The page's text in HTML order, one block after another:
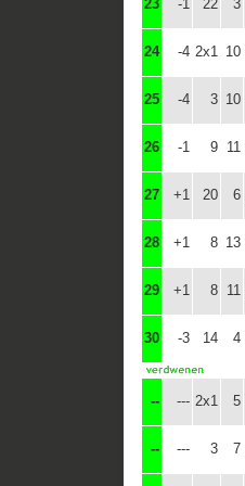
23 -1 22 3
24 -4 2x1 10
25 -4 3 10
26 -1 9 11
27 +1 20 6
28 +1 8 13
29 +1 8 11
30 -3 14 4
-- --- 2x1 5
-- --- 3 7